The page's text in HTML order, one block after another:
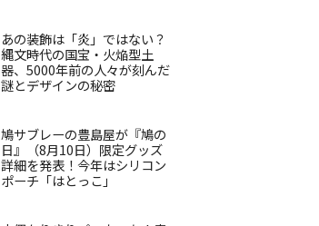
あの装飾は「炎」ではない？
縄文時代の国宝・火焔型土
器、5000年前の人々が刻んだ
謎とデザインの秘密
鳩サブレーの豊島屋が『鳩の
日』（8月10日）限定グッズ
詳細を発表！今年はシリコン
ポーチ「はとっこ」